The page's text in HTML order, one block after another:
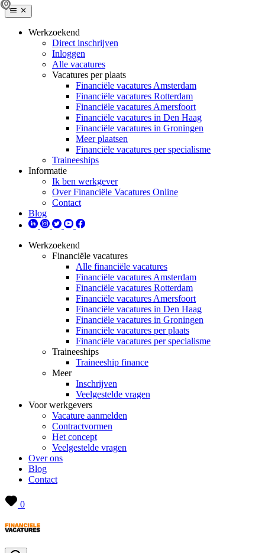
Werkzoekend
Direct inschrijven
Inloggen
Alle vacatures
Vacatures per plaats
Financiële vacatures Amsterdam
Financiële vacatures Rotterdam
Financiële vacatures Amersfoort
Financiële vacatures in Den Haag
Financiële vacatures in Groningen
Meer plaatsen
Financiële vacatures per specialisme
Traineeships
Informatie
Ik ben werkgever
Over Financiële Vacatures Online
Contact
Blog
Werkzoekend
Financiële vacatures
Alle financiële vacatures
Financiële vacatures Amsterdam
Financiële vacatures Rotterdam
Financiële vacatures Amersfoort
Financiële vacatures in Den Haag
Financiële vacatures in Groningen
Financiële vacatures per plaats
Financiële vacatures per specialisme
Traineeships
Traineeship finance
Meer
Inschrijven
Veelgestelde vragen
Voor werkgevers
Vacature aanmelden
Contractvormen
Het concept
Veelgestelde vragen
Over ons
Blog
Contact
0